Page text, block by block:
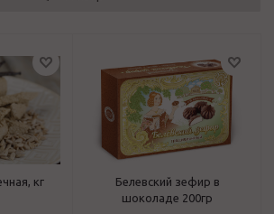
кг
Белевский зефир в
шоколаде 200гр